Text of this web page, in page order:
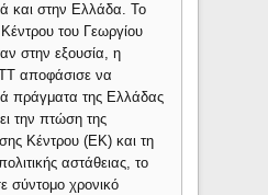
και στην Ελλάδα. Το
του Γεωργίου
στην εξουσία, η
αποφάσισε να
πράγματα της Ελλάδας
την πτώση της
Κέντρου (ΕΚ) και τη
αστάθειας, το
σύντομο χρονικό